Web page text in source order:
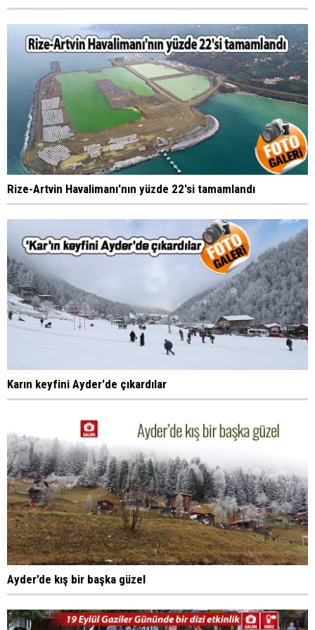
Rize-Artvin Havalimanı'nın yüzde 22'si tamamlandı
Karın keyfini Ayder'de çıkardılar
Ayder’de kış bir başka güzel